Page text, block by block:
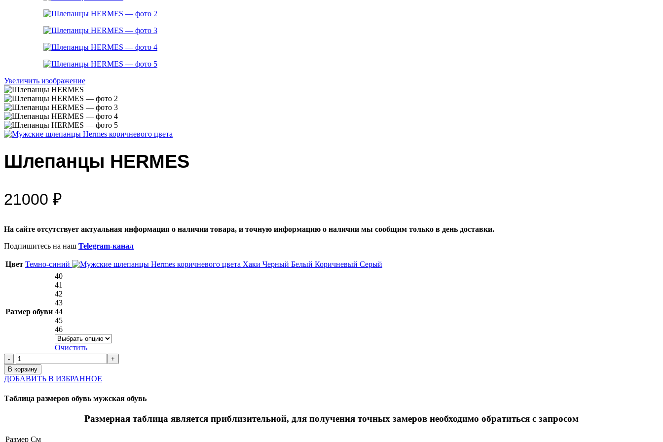
Увеличить изображение
Шлепанцы HERMES
21000 ₽
На сайте отсутствует актуальная информация о наличии товара, и точную информацию о наличии мы сообщим только в день доставки.
Подпишитесь на наш Telegram-канал
Цвет Темно-синий Хаки Черный Белый Коричневый Серый
Размер обуви
40
41
42
43
44
45
46
Очистить
В корзину
ДОБАВИТЬ В ИЗБРАННОЕ
Таблица размеров обувь мужская обувь
Размерная таблица является приблизительной, для получения точных замеров необходимо обратиться с запросом
Размер См